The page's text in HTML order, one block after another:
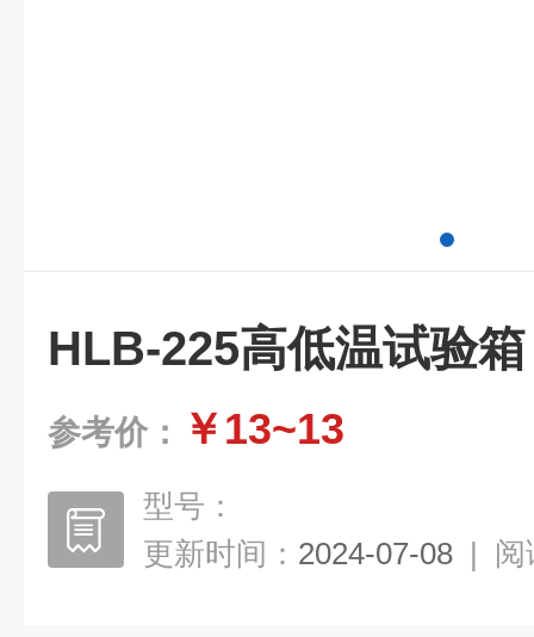
HLB-225高低温试验箱
参考价： ￥13~13
型号：
更新时间： 2024-07-08 | 阅